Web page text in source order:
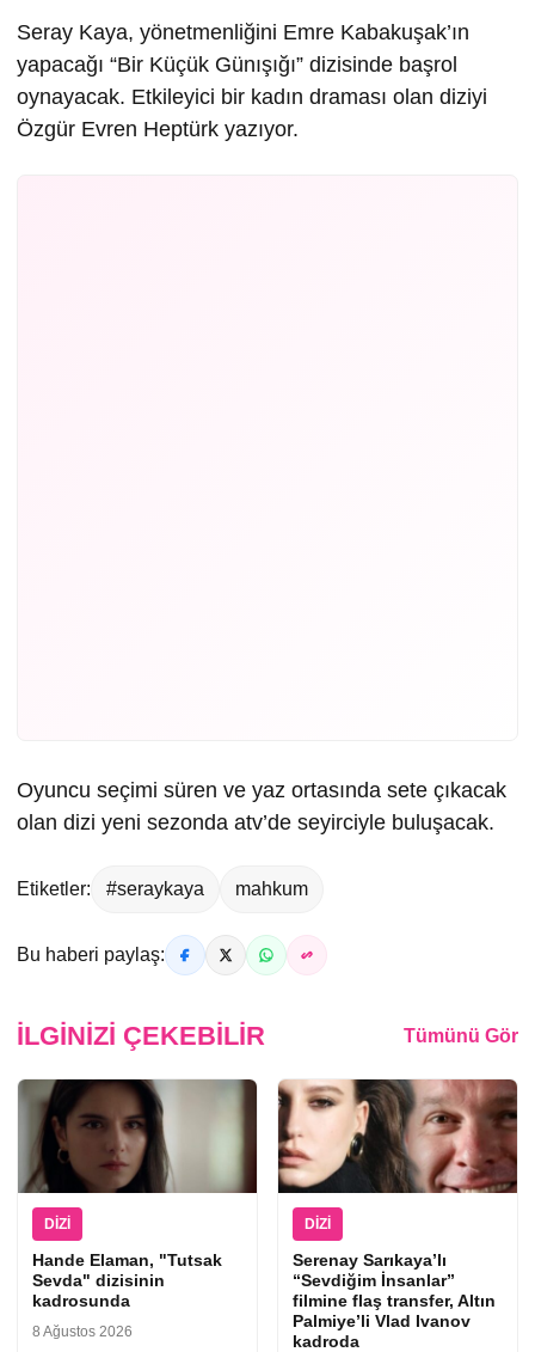
Seray Kaya, yönetmenliğini Emre Kabakuşak’ın
yapacağı “Bir Küçük Günışığı” dizisinde başrol
oynayacak. Etkileyici bir kadın draması olan diziyi
Özgür Evren Heptürk yazıyor.
Oyuncu seçimi süren ve yaz ortasında sete çıkacak
olan dizi yeni sezonda atv’de seyirciyle buluşacak.
Etiketler: #seraykaya mahkum
Bu haberi paylaş:
İLGINIZI ÇEKEBILIR Tümünü Gör
DIZI
Hande Elaman, "Tutsak
Sevda" dizisinin
kadrosunda
8 Ağustos 2026
DIZI
Serenay Sarıkaya’lı
“Sevdiğim İnsanlar”
filmine flaş transfer, Altın
Palmiye’li Vlad Ivanov
kadroda